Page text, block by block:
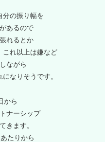
分の振り幅を
あるので
れるとか
これ以上は嫌など
ながら
なりそうです。
から
ナーシップ
きます。
たりから